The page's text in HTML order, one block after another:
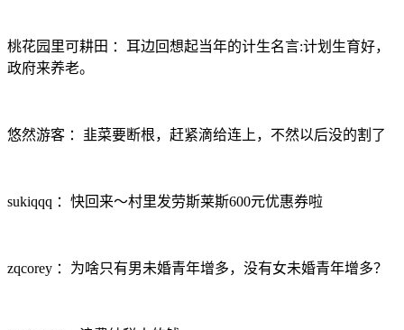
桃花园里可耕田 ：耳边回想起当年的计生名言:计划生育好，
政府来养老。
悠然游客 ：韭菜要断根，赶紧滴给连上，不然以后没的割了
sukiqqq ：快回来～村里发劳斯莱斯600元优惠券啦
zqcorey ：为啥只有男未婚青年增多，没有女未婚青年增多？